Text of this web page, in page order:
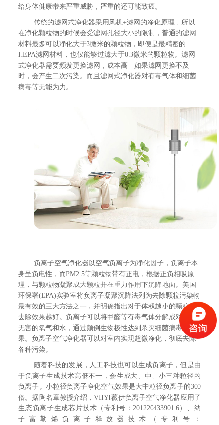
给身体健康带来严重威胁，严重的还可能致癌。
传统的滤网式净化器采用风机+滤网的净化原理，所以
在净化颗粒物的时候会受滤网孔径大小的限制，普通的滤网
材料最多可以净化大于3微米的颗粒物，即便是最精密的
HEPA滤网材料，也仅能够过滤大于0.3微米的颗粒物。滤网
式净化器需要频发更换滤网，成本高，如果滤网更换不及
时，会产生二次污染。而且滤网式净化器对有毒气体和细菌
病毒等无能为力。
负离子空气净化器以空气负离子为净化因子，负离子本
身呈负电性，而PM2.5等颗粒物带有正电，根据正负相吸原
理，与颗粒物凝聚成大颗粒并在重力作用下沉降地面。美国
环保署(EPA)实验室将负离子凝聚沉降法列为去除颗粒污染物
最有效的三大方法之一，并明确指出对于体积越小的颗粒物
去除效果越好。负离子可以将甲醛等有毒气体分解成对人体
无害的氧气和水，通过颠倒生物极性达到杀灭细菌病毒的效
果。负离子空气净化器可以对室内实现超微净化，彻底去除
各种污染。
随着科技的发展，人工科技也可以生成负离子，但是由
于负离子生成技术高低不一，会生成大、中、小三种粒径的
负离子。小粒径负离子净化空气效果是大中粒径负离子的300
倍。据陶名章教授介绍，VIIYI薇伊负离子空气净化器应用了
生态负离子生成芯片技术（专利号：201220433901.6）、纳
子富勒烯负离子释放器技术（专利号：